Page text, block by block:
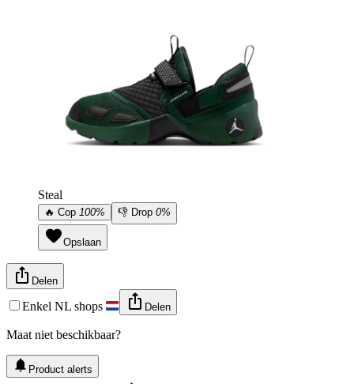
Steal
🔥 Cop 100% 👎 Drop 0%
Opslaan
Delen
Enkel NL shops Delen
Maat niet beschikbaar?
Product alerts